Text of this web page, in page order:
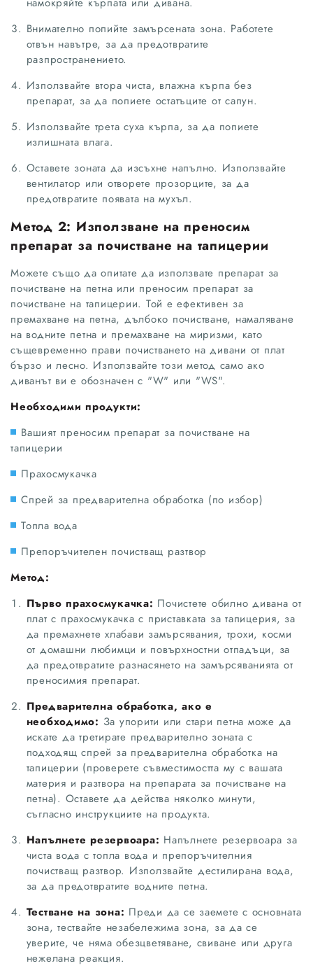
Внимателно попийте замърсената зона. Работете
отвън навътре, за да предотвратите
разпространението.
Използвайте втора чиста, влажна кърпа без
препарат, за да попиете остатъците от сапун.
Използвайте трета суха кърпа, за да попиете
излишната влага.
Оставете зоната да изсъхне напълно. Използвайте
вентилатор или отворете прозорците, за да
предотвратите появата на мухъл.
Метод 2: Използване на преносим
препарат за почистване на тапицерии
Можете също да опитате да използвате препарат за
почистване на петна или преносим препарат за
почистване на тапицерии. Той е ефективен за
премахване на петна, дълбоко почистване, намаляване
на водните петна и премахване на миризми, като
същевременно прави почистването на дивани от плат
бързо и лесно. Използвайте този метод само ако
диванът ви е обозначен с "W" или "WS".
Необходими продукти:
Вашият преносим препарат за почистване на
тапицерии
Прахосмукачка
Спрей за предварителна обработка (по избор)
Топла вода
Препоръчителен почистващ разтвор
Метод:
Първо прахосмукачка: Почистете обилно дивана от
плат с прахосмукачка с приставката за тапицерия, за
да премахнете хлабави замърсявания, трохи, косми
от домашни любимци и повърхностни отпадъци, за
да предотвратите разнасянето на замърсяванията от
преносимия препарат.
Предварителна обработка, ако е
необходимо: За упорити или стари петна може да
искате да третирате предварително зоната с
подходящ спрей за предварителна обработка на
тапицерии (проверете съвместимостта му с вашата
материя и разтвора на препарата за почистване на
петна). Оставете да действа няколко минути,
съгласно инструкциите на продукта.
Напълнете резервоара: Напълнете резервоара за
чиста вода с топла вода и препоръчителния
почистващ разтвор. Използвайте дестилирана вода,
за да предотвратите водните петна.
Тестване на зона: Преди да се заемете с основната
зона, тествайте незабележима зона, за да се
уверите, че няма обезцветяване, свиване или друга
нежелана реакция.